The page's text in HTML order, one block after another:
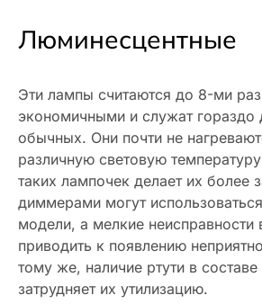
Люминесцентные
Эти лампы считаются до 8-ми
экономичными и служат гораздо
обычных. Они почти не
различную световую
таких лампочек делает их более
диммерами могут
модели, а мелкие неисправности
приводить к появлению
тому же, наличие ртути в
затрудняет их утилизацию.